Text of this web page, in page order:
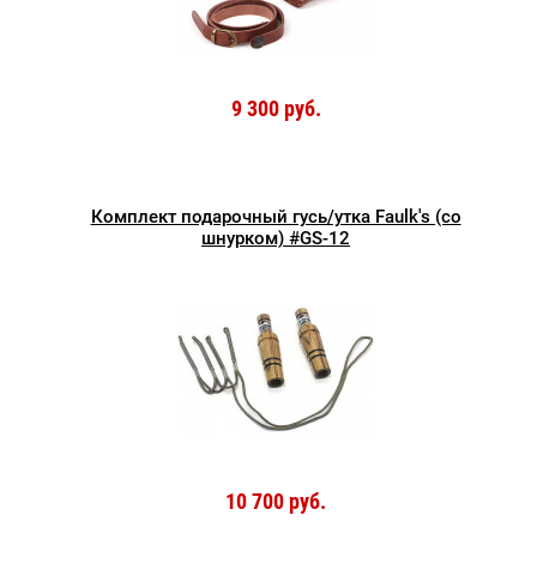
9 300 руб.
Комплект подарочный гусь/утка Faulk's (со
шнурком) #GS-12
10 700 руб.